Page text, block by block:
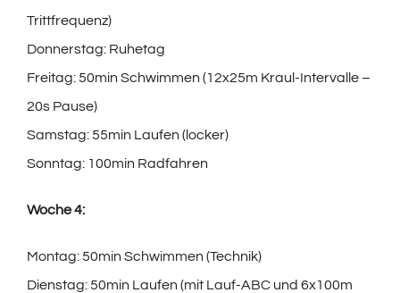
Trittfrequenz)
Donnerstag: Ruhetag
Freitag: 50min Schwimmen (12x25m Kraul-Intervalle –
20s Pause)
Samstag: 55min Laufen (locker)
Sonntag: 100min Radfahren
Woche 4:
Montag: 50min Schwimmen (Technik)
Dienstag: 50min Laufen (mit Lauf-ABC und 6x100m